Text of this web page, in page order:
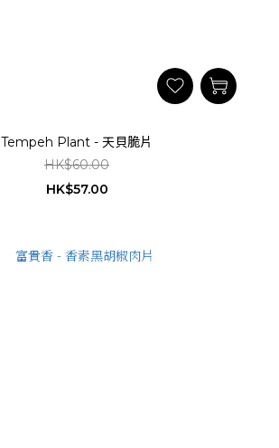
Tempeh Plant - 天貝脆片
HK$60.00
HK$57.00